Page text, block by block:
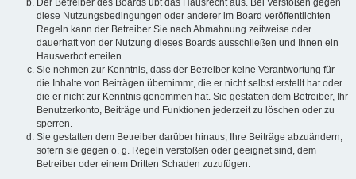
diese Nutzungsbedingungen oder anderer im Board veröffentlichten
Regeln kann der Betreiber Sie nach Abmahnung zeitweise oder
dauerhaft von der Nutzung dieses Boards ausschließen und Ihnen ein
Hausverbot erteilen.
Sie nehmen zur Kenntnis, dass der Betreiber keine Verantwortung für
die Inhalte von Beiträgen übernimmt, die er nicht selbst erstellt hat oder
die er nicht zur Kenntnis genommen hat. Sie gestatten dem Betreiber, Ihr
Benutzerkonto, Beiträge und Funktionen jederzeit zu löschen oder zu
sperren.
Sie gestatten dem Betreiber darüber hinaus, Ihre Beiträge abzuändern,
sofern sie gegen o. g. Regeln verstoßen oder geeignet sind, dem
Betreiber oder einem Dritten Schaden zuzufügen.